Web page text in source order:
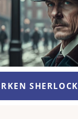
SHERLOCK